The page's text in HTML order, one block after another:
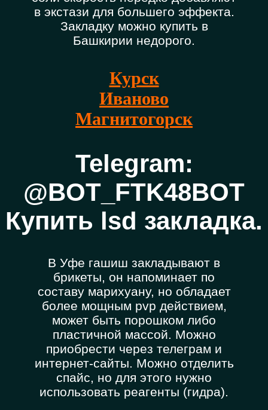
в экстази для большего эффекта.
Закладку можно купить в
Башкирии недорого.
Курск
Иваново
Магнитогорск
Telegram:
@BOT_FTK48BOT
Купить lsd закладка.
В Уфе гашиш закладывают в
брикеты, он напоминает по
составу марихуану, но обладает
более мощным pvp действием,
может быть порошком либо
пластичной массой. Можно
приобрести через телеграм и
интернет-сайты. Можно отделить
спайс, но для этого нужно
использовать реагенты (гидра).